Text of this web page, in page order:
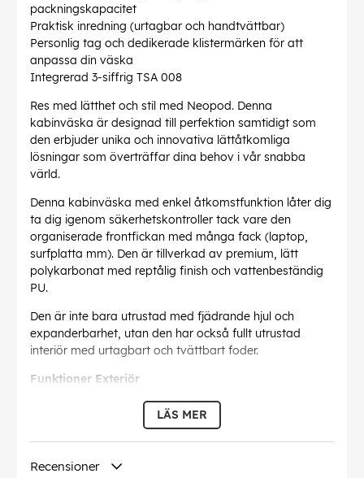
packningskapacitet
Praktisk inredning (urtagbar och handtvättbar)
Personlig tag och dedikerade klistermärken för att
anpassa din väska
Integrerad 3-siffrig TSA 008
Res med lätthet och stil med Neopod. Denna
kabinväska är designad till perfektion samtidigt som
den erbjuder unika och innovativa lättåtkomliga
lösningar som överträffar dina behov i vår snabba
värld.
Denna kabinväska med enkel åtkomstfunktion låter dig
ta dig igenom säkerhetskontroller tack vare den
organiserade frontfickan med många fack (laptop,
surfplatta mm). Den är tillverkad av premium, lätt
polykarbonat med reptålig finish och vattenbeständig
PU.
Den är inte bara utrustad med fjädrande hjul och
expanderbarhet, utan den har också fullt utrustad
interiör med urtagbart och tvättbart foder.
Funktioner Exteriör
som gör att du kan stänga varje fack separat
- Extra säkerhetsdragkedja (dubbel spole)
- Draghandtag med dubbla rör som gör att du enkelt
kan bära ett andra föremål med smart sleeve-funktion
LÄS MER
Recensioner